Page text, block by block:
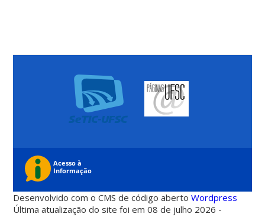
Desenvolvido com o CMS de código abertoWordpress
Última atualização do site foi em 08 de julho 2026 -